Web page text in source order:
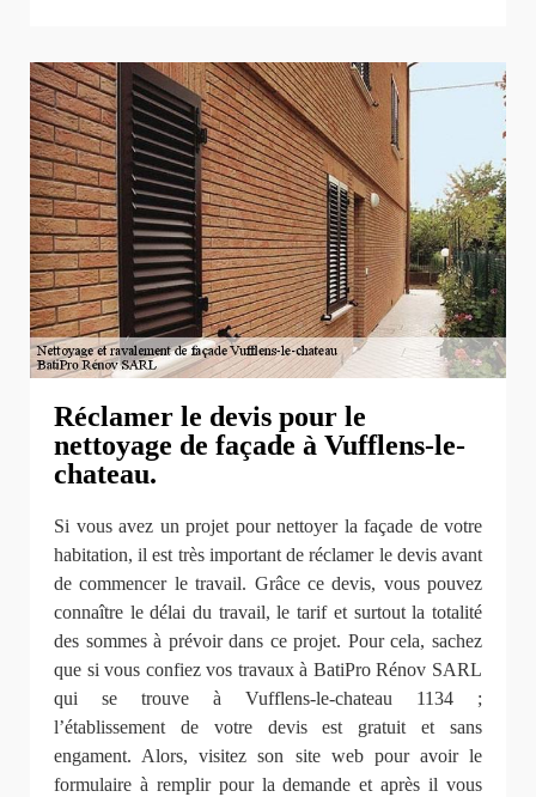
Réclamer le devis pour le
nettoyage de façade à Vufflens-le-
chateau.
Si vous avez un projet pour nettoyer la façade de votre
habitation, il est très important de réclamer le devis avant
de commencer le travail. Grâce ce devis, vous pouvez
connaître le délai du travail, le tarif et surtout la totalité
des sommes à prévoir dans ce projet. Pour cela, sachez
que si vous confiez vos travaux à BatiPro Rénov SARL
qui se trouve à Vufflens-le-chateau 1134 ;
l’établissement de votre devis est gratuit et sans
engament. Alors, visitez son site web pour avoir le
formulaire à remplir pour la demande et après il vous